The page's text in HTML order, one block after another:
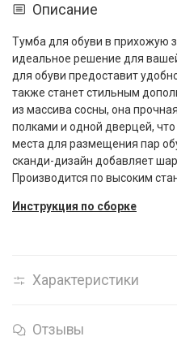
Описание
Тумба для обуви в прихожую
идеальное решение для
для обуви предоставит
также станет стильным
из массива сосны, она
полками и одной дверцей,
места для размещения пар
сканди-дизайн добавляет
Производится по высоким
Инструкция по сборке
Характеристики
Отзывы